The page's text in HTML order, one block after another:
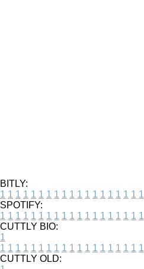
BITLY:
1 1 1 1 1 1 1 1 1 1 1 1 1 1 1 1 1 1 1
SPOTIFY:
1 1 1 1 1 1 1 1 1 1 1 1 1 1 1 1 1 1 1
CUTTLY BIO:
1
1 1 1 1 1 1 1 1 1 1 1 1 1 1 1 1 1 1 1
CUTTLY OLD: